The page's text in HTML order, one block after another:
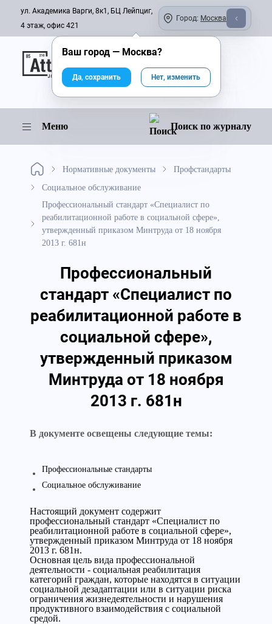
ул. Академика Варги, 8к1, БЦ Лейпциг,
4 этаж, офис 421
Город: Москва
Онлайн-журнал
Меню Поиск по журналу
Нормативные документы
Профстандарты
Социальное обслуживание
Профессиональный стандарт «Специалист по
реабилитационной работе в социальной сфере»,
утвержденный приказом Минтруда от 18 ноября
2013 г. 681н
Профессиональный
стандарт «Специалист по
реабилитационной работе в
социальной сфере»,
утвержденный приказом
Минтруда от 18 ноября
2013 г. 681н
В документе освещены следующие темы:
Профессиональные стандарты
Социальное обслуживание
Настоящий документ содержит
профессиональный стандарт «Специалист по
реабилитационной работе в социальной сфере»,
утвержденный приказом Минтруда от 18 ноября
2013 г. 681н.
Основная цель вида профессиональной
деятельности - социальная реабилитация
категорий граждан, которые находятся в ситуации
социальной дезадаптации или в ситуации риска
ограничения жизнедеятельности и нарушения
продуктивного взаимодействия с социальной
средой.
Ваш город — Москва?
Да, сохранить Нет, изменить